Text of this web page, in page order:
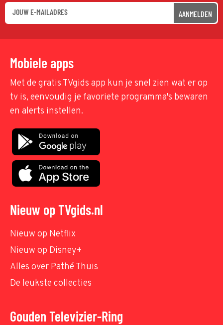
AANMELDEN
Mobiele apps
Met de gratis TVgids app kun je snel zien wat er op
tv is, eenvoudig je favoriete programma's bewaren
en alerts instellen.
Nieuw op TVgids.nl
Nieuw op Netflix
Nieuw op Disney+
Alles over Pathé Thuis
De leukste collecties
Gouden Televizier-Ring